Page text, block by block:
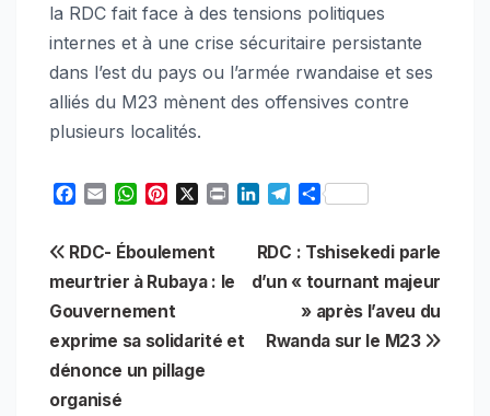
la RDC fait face à des tensions politiques
internes et à une crise sécuritaire persistante
dans l’est du pays ou l’armée rwandaise et ses
alliés du M23 mènent des offensives contre
plusieurs localités.
e
b
o
o
k
i
l
W
t
s
A
p
p
t
e
r
e
s
t
t
k
e
n
e
g
m
S
r
e
Navigation
de
l’article
RDC : Tshisekedi parle
d’un « tournant majeur
» après l’aveu du
Rwanda sur le M23
RDC- Éboulement
meurtrier à Rubaya : le
Gouvernement
exprime sa solidarité et
dénonce un pillage
organisé